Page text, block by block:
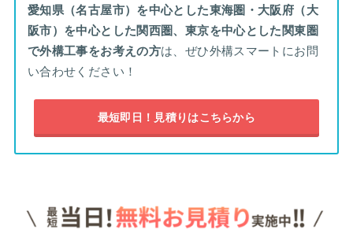
愛知県（名古屋市）を中心とした東海圏・大阪府（大
阪市）を中心とした関西圏、東京を中心とした関東圏
で外構工事をお考えの方は、ぜひ外構スマートにお問
い合わせください！
最短即日！見積りはこちらから